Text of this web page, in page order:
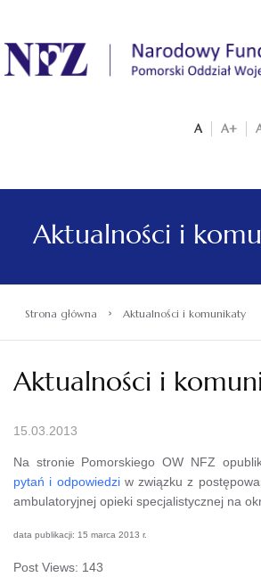
.
A A+
Aktualności i
Strona główna › Aktualności i komunikaty
Aktualności i
15.03.2013
Na stronie Pomorskiego OW NFZ
pytań i odpowiedziw związku z
ambulatoryjnej opieki specjalistycznej na
data publikacji: 15 marca 2013 r.
Post Views: 143